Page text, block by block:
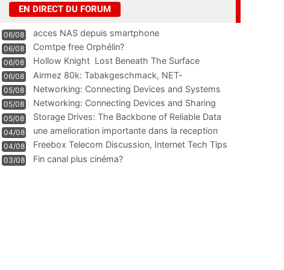
EN DIRECT DU FORUM
06/08 acces NAS depuis smartphone
06/08 Comtpe free Orphélin?
06/08 Hollow Knight  Lost Beneath The Surface
06/08
Airmez 80k: Tabakgeschmack, NET-
Technologie und Leistung im
05/08 Networking: Connecting Devices and Systems
05/08
Networking: Connecting Devices and Sharing
Information
05/08
Storage Drives: The Backbone of Reliable Data
Management
04/08
une amelioration importante dans la reception
WIFI
04/08
Freebox Telecom Discussion, Internet Tech Tips
Communi
03/08 Fin canal plus cinéma?